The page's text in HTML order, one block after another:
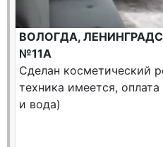
ВОЛОГДА,
№11А
Сделан косметический
техника имеется,
и вода)